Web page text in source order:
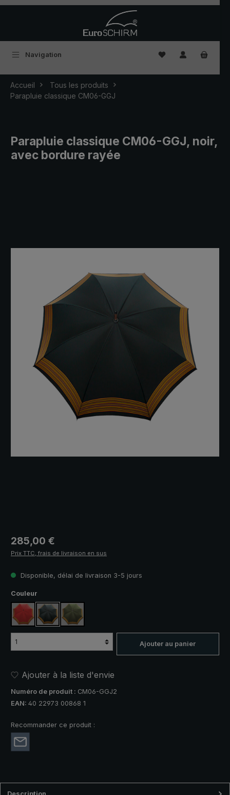
Navigation Vous avez 0
Accueil
Tous les produits
Parapluie classique CM06-GGJ
Parapluie classique CM06-GGJ, noir,
avec bordure rayée
Prix régulier :
285,00 €
Prix TTC, frais de livraison en sus
Disponible, délai de livraison 3-5 jours
Sélectionnez
Couleur
rouge, avec bordure rayée
noir, avec bordure rayée
vert olive, avec bordure rayée
Ajouter au panier
Ajouter à la liste d'envie
Numéro de produit : CM06-GGJ2
EAN: 40 22973 00868 1
Recommander ce produit :